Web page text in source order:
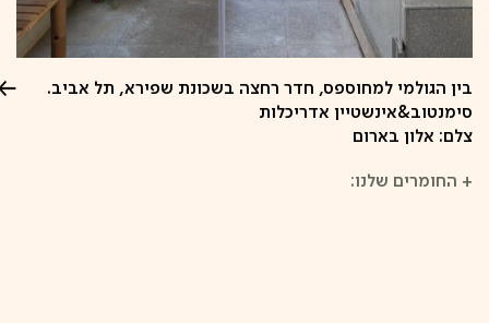
בין הגולמי למחוספס, חדר רחצה בשכונת שפירא, תל אביב.
סימנטוב&אינשטיין אדריכלות
צלם: אלון בארום
+ החומרים שלנו: